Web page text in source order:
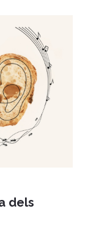
dels